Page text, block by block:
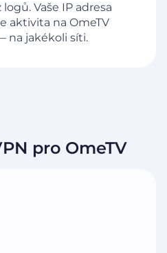
Vaše IP adresa
aktivita na OmeTV
na jakékoli síti.
pro OmeTV